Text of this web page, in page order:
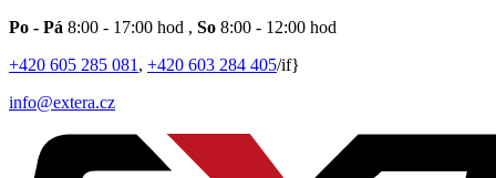
Po - Pá 8:00 - 17:00 hod , So 8:00 - 12:00 hod
+420 605 285 081 , +420 603 284 405/if}
info@extera.cz